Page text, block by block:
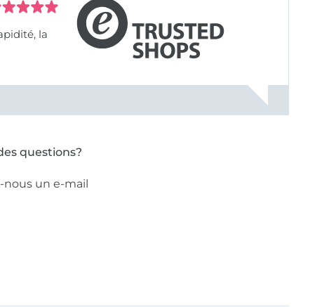
questions?
nous un e-mail